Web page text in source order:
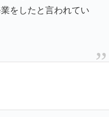
をしたと言われてい